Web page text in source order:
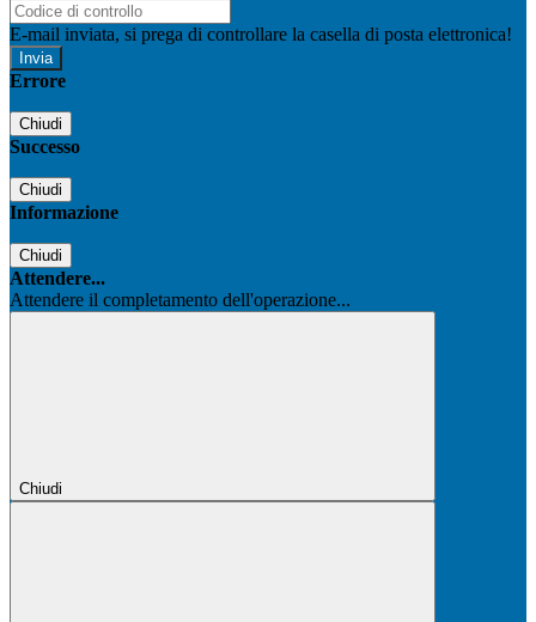
E-mail inviata, si prega di controllare la casella di posta elettronica!
Errore
Chiudi
Successo
Chiudi
Informazione
Chiudi
Attendere...
Attendere il completamento dell'operazione...
Chiudi